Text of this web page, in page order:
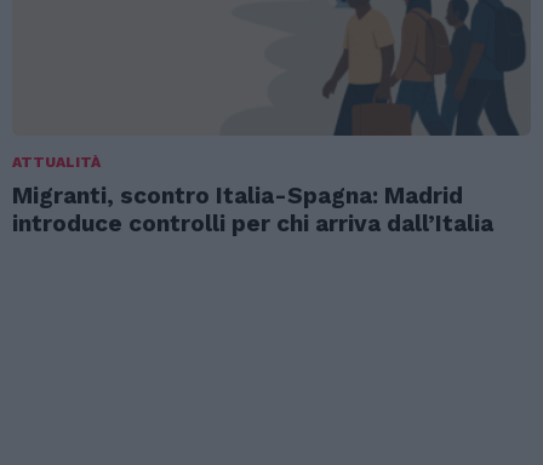
ATTUALITÀ
Migranti, scontro Italia-Spagna: Madrid
introduce controlli per chi arriva dall’Italia